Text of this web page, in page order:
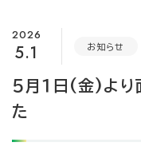
2026
5.1 お知らせ
５月１日(金)よ
た